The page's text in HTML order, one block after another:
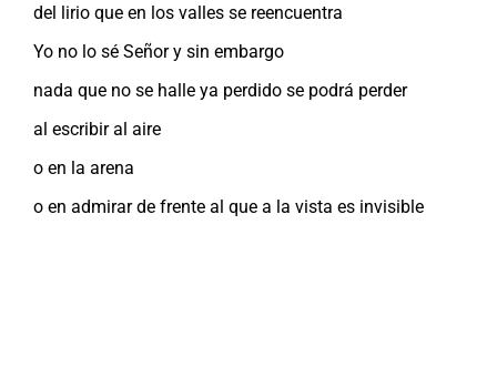
del lirio que en los valles se reencuentra
Yo no lo sé Señor y sin embargo
nada que no se halle ya perdido se podrá perder
al escribir al aire
o en la arena
o en admirar de frente al que a la vista es invisible